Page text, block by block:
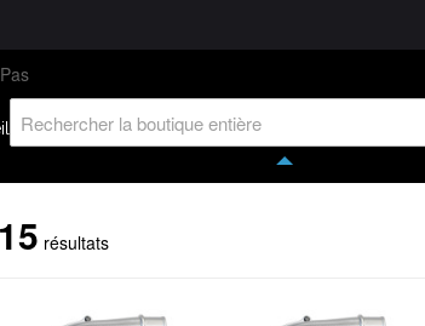
L'entreprise Savoir-faire
15 résultats